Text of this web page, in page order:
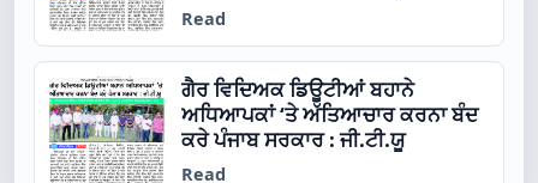
Read
ਗੈਰ ਵਿਦਿਅਕ ਡਿਊਟੀਆਂ ਬਹਾਨੇ
ਅਧਿਆਪਕਾਂ ‘ਤੇ ਅੱਤਿਆਚਾਰ ਕਰਨਾ ਬੰਦ
ਕਰੇ ਪੰਜਾਬ ਸਰਕਾਰ : ਜੀ.ਟੀ.ਯੂ
Read